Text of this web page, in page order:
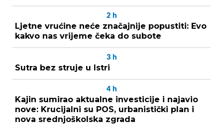
2 h
Ljetne vrućine neće značajnije popustiti: Evo
kakvo nas vrijeme čeka do subote
3 h
Sutra bez struje u Istri
4 h
Kajin sumirao aktualne investicije i najavio
nove: Krucijalni su POS, urbanistički plan i
nova srednjoškolska zgrada